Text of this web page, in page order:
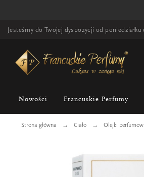
Jesteśmy do Twojej dyspozycji od
Nowości Francuskie Perfumy
Strona główna Ciało Olejki